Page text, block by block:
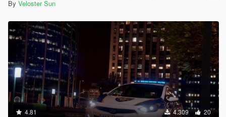
By Veloster Sun
4.81 4.309 20